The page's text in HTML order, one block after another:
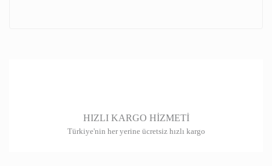
HIZLI KARGO HİZMETİ
Türkiye'nin her yerine ücretsiz hızlı kargo